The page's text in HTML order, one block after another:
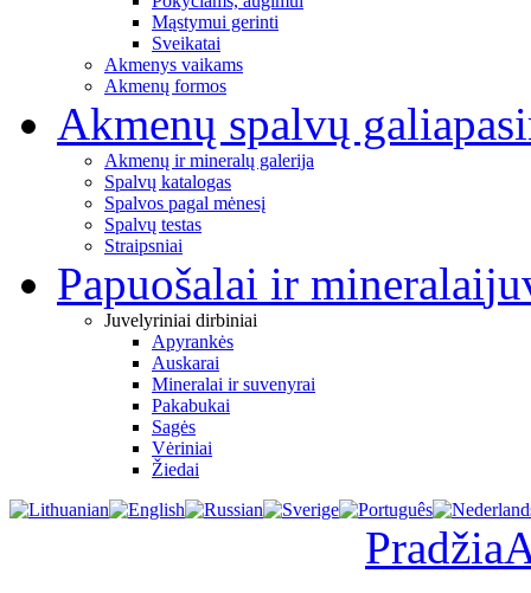
Mąstymui gerinti
Sveikatai
Akmenys vaikams
Akmenų formos
Akmenų spalvų galia
Akmenų ir mineralų galerija
Spalvų katalogas
Spalvos pagal mėnesį
Spalvų testas
Straipsniai
Papuošalai ir mineralai
Juvelyriniai dirbiniai
Apyrankės
Auskarai
Mineralai ir suvenyrai
Pakabukai
Sagės
Vėriniai
Žiedai
Pradžia